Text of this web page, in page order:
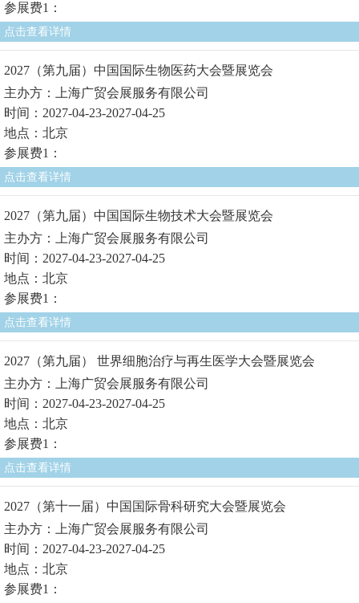
参展费1：
点击查看详情
2027（第九届）中国国际生物医药大会暨展览会
主办方：上海广贸会展服务有限公司
时间：2027-04-23-2027-04-25
地点：北京
参展费1：
点击查看详情
2027（第九届）中国国际生物技术大会暨展览会
主办方：上海广贸会展服务有限公司
时间：2027-04-23-2027-04-25
地点：北京
参展费1：
点击查看详情
2027（第九届） 世界细胞治疗与再生医学大会暨展览会
主办方：上海广贸会展服务有限公司
时间：2027-04-23-2027-04-25
地点：北京
参展费1：
点击查看详情
2027（第十一届）中国国际骨科研究大会暨展览会
主办方：上海广贸会展服务有限公司
时间：2027-04-23-2027-04-25
地点：北京
参展费1：